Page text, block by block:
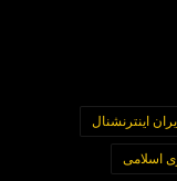
اینترنشنال
اسلامی